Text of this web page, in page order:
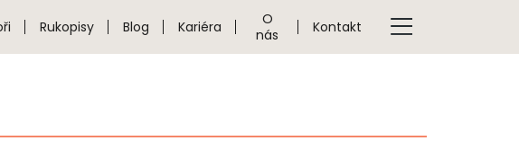
Rukopisy Blog Kariéra
O
nás
Kontakt